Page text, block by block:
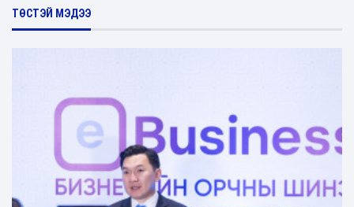
ТӨСТЭЙ МЭДЭЭ